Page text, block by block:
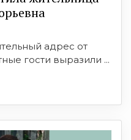
адрес от
гости выразили ...